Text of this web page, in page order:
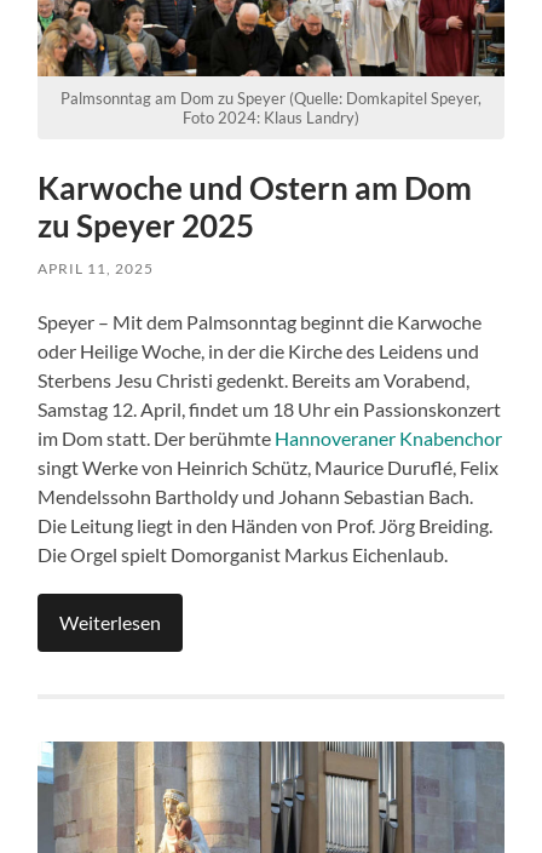
Palmsonntag am Dom zu Speyer (Quelle: Domkapitel Speyer,
Foto 2024: Klaus Landry)
Karwoche und Ostern am Dom
zu Speyer 2025
APRIL 11, 2025
Speyer – Mit dem Palmsonntag beginnt die Karwoche
oder Heilige Woche, in der die Kirche des Leidens und
Sterbens Jesu Christi gedenkt. Bereits am Vorabend,
Samstag 12. April, findet um 18 Uhr ein Passionskonzert
im Dom statt. Der berühmte Hannoveraner Knabenchor
singt Werke von Heinrich Schütz, Maurice Duruflé, Felix
Mendelssohn Bartholdy und Johann Sebastian Bach.
Die Leitung liegt in den Händen von Prof. Jörg Breiding.
Die Orgel spielt Domorganist Markus Eichenlaub.
Weiterlesen